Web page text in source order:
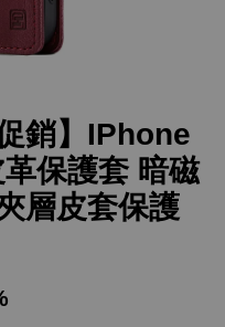
銷】IPhone
保護套 暗磁
層皮套保護